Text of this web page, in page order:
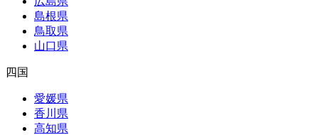
島根県
鳥取県
山口県
四国
愛媛県
香川県
高知県